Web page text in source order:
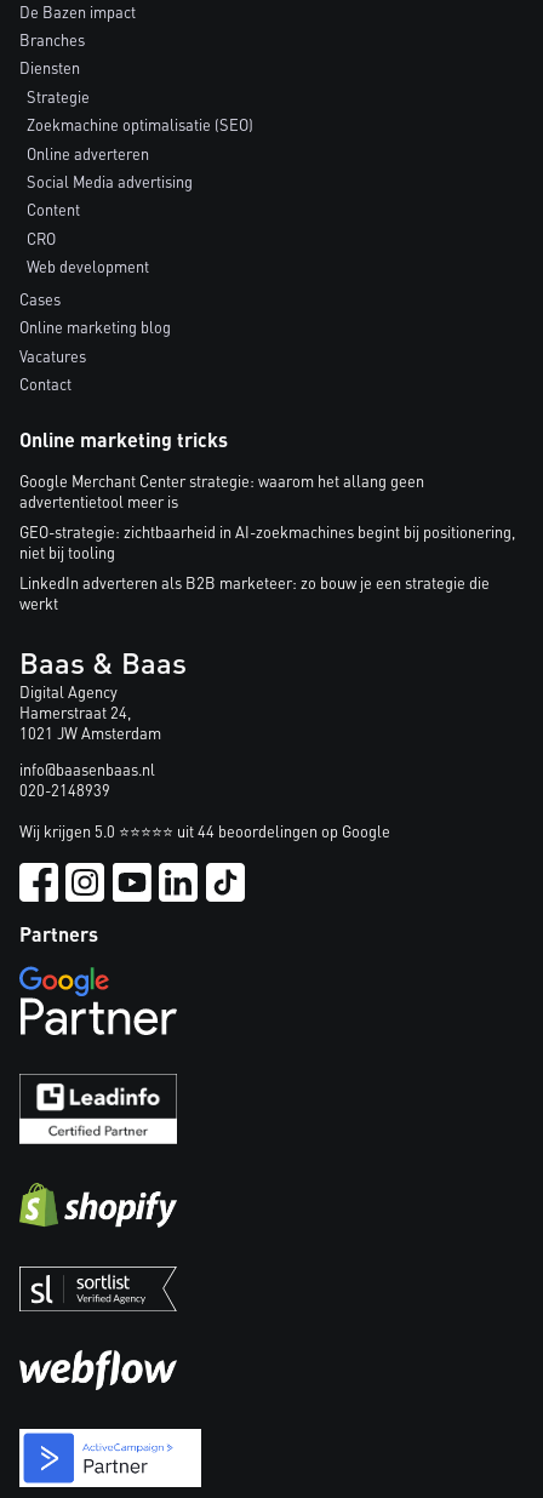
De Bazen impact
Branches
Diensten
Strategie
Zoekmachine optimalisatie (SEO)
Online adverteren
Social Media advertising
Content
CRO
Web development
Cases
Online marketing blog
Vacatures
Contact
Online marketing tricks
Google Merchant Center strategie: waarom het allang geen
advertentietool meer is
GEO-strategie: zichtbaarheid in AI-zoekmachines begint bij positionering,
niet bij tooling
LinkedIn adverteren als B2B marketeer: zo bouw je een strategie die
werkt
Baas & Baas
Digital Agency
Hamerstraat 24,
1021 JW Amsterdam
info@baasenbaas.nl
020-2148939
Wij krijgen 5.0 ⭐⭐⭐⭐⭐ uit 44 beoordelingen op Google
Partners